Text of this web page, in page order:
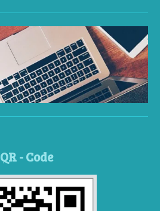
QR - Code